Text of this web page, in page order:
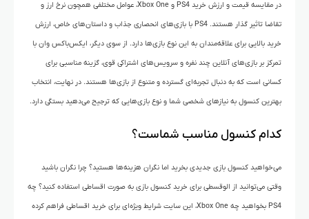
در مقایسه قیمت و ارزش خرید PS4 و Xbox One، عوامل مختلفی همچون نرخ ارز و
تقاضا تاثیر گذار هستند. PS4 با بازی‌های انحصاری جذاب و داستان‌های خاص، ارزش
خرید بالایی برای علاقه‌مندان به این نوع بازی‌ها دارد. از سوی دیگر، ایکس‌باکس وان با
تمرکز بر بازی‌های آنلاین چند نفره و سرویس‌های اشتراکی قوی، گزینه مناسبی برای
کسانی است که به دنبال تجربه‌ای گسترده و متنوع از بازی‌ها هستند. در نهایت، انتخاب
بهترین کنسول به نیازهای شخصی شما و نوع بازی‌هایی که ترجیح می‌دهید بستگی دارد.
کدام کنسول مناسب شماست؟
می‌خواهید کنسول بازی جدیدی بخرید اما نگران هزینه‌ها هستید؟ چرا نگران باشید
وقتی می‌توانید از الوقسطی برای خرید کنسول بازی به صورت اقساطی استفاده کنید؟ چه
PS4 بخواهید چه Xbox One، این سایت شرایط ویژه‌ای برای خرید اقساطی فراهم کرده